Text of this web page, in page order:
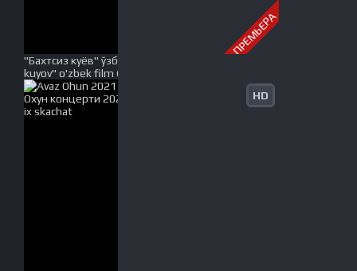
ПРЕМЬЕРА
"Бахтсиз куёв" ўзбек филм (2021 йил) | "Baxtsiz
kuyov" o'zbek film (2021 yil) Full HD tas-ix skachat
HD